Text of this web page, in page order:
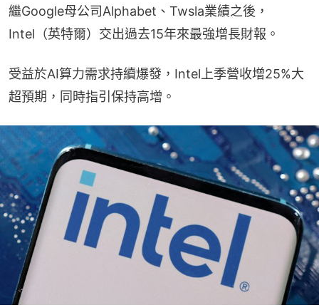
繼Google母公司Alphabet、Twsla業績之後，
Intel（英特爾）交出過去15年來最強增長財報。
受益於AI算力需求持續爆發，Intel上季營收增25%大
超預期，同時指引保持高增。